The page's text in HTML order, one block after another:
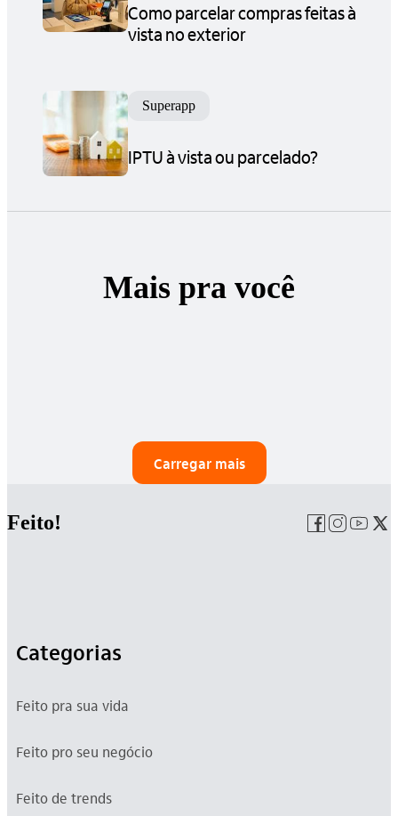
Como parcelar compras feitas à
vista no exterior
Superapp
IPTU à vista ou parcelado?
Mais pra você
Carregar mais
Feito!
Categorias
Feito pra sua vida
Feito pro seu negócio
Feito de trends